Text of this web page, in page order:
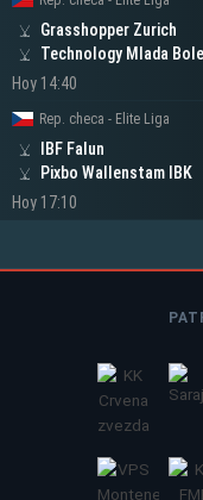
Grasshopper Zurich
Technology Mlada
Hoy 14:40
Rep. checa - Elite Liga
IBF Falun
Pixbo Wallenstam IBK
Hoy 17:10